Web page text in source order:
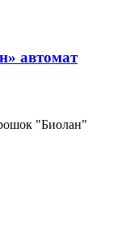
автомат
"Биолан"